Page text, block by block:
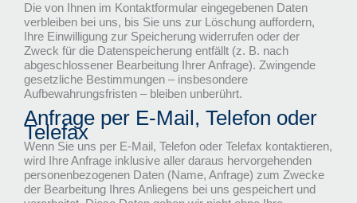
Die von Ihnen im Kontaktformular eingegebenen Daten
verbleiben bei uns, bis Sie uns zur Löschung auffordern,
Ihre Einwilligung zur Speicherung widerrufen oder der
Zweck für die Datenspeicherung entfällt (z. B. nach
abgeschlossener Bearbeitung Ihrer Anfrage). Zwingende
gesetzliche Bestimmungen – insbesondere
Aufbewahrungsfristen – bleiben unberührt.
Anfrage per E-Mail, Telefon oder
Telefax
Wenn Sie uns per E-Mail, Telefon oder Telefax kontaktieren,
wird Ihre Anfrage inklusive aller daraus hervorgehenden
personenbezogenen Daten (Name, Anfrage) zum Zwecke
der Bearbeitung Ihres Anliegens bei uns gespeichert und